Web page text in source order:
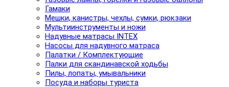
Гамаки
Мешки, канистры, чехлы, сумки, рюкзаки
Мультиинструменты и ножи
Надувные матрасы INTEX
Насосы для надувного матраса
Палатки / Комплектующие
Палки для скандинавской ходьбы
Пилы, лопаты, умывальники
Посуда и наборы туриста